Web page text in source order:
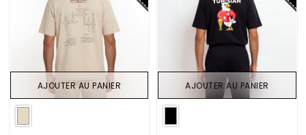
AJOUTER AU PANIER AJOUTER AU PANIER